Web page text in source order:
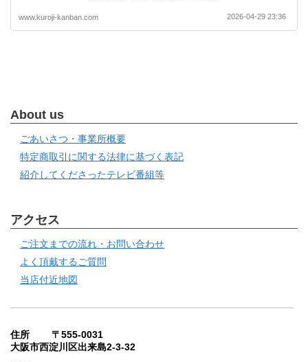
www.kuroji-kanban.com 2026-04-29 23:36
About us
ごあいさつ・事業所概要
特定商取引に関する法律に基づく表記
紹介してくださったテレビ番組等
アクセス
ご注文までの流れ・お問い合わせ
よく頂戴するご質問
当店付近地図
住所 〒555-0031
大阪市西淀川区出来島2-3-32